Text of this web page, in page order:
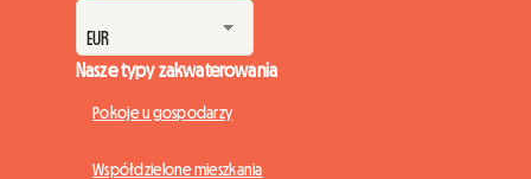
Nasze typy zakwaterowania
Pokoje u gospodarzy
Współdzielone mieszkania